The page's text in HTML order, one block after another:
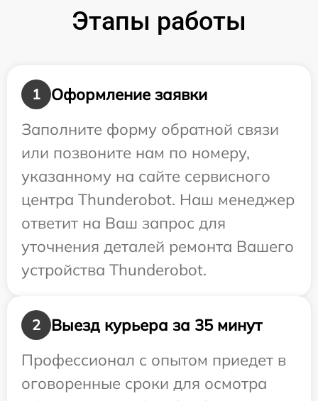
Этапы работы
1
Оформление заявки
Заполните форму обратной связи
или позвоните нам по номеру,
указанному на сайте сервисного
центра Thunderobot. Наш менеджер
ответит на Ваш запрос для
уточнения деталей ремонта Вашего
устройства Thunderobot.
2
Выезд курьера за 35 минут
Профессионал с опытом приедет в
оговоренные сроки для осмотра